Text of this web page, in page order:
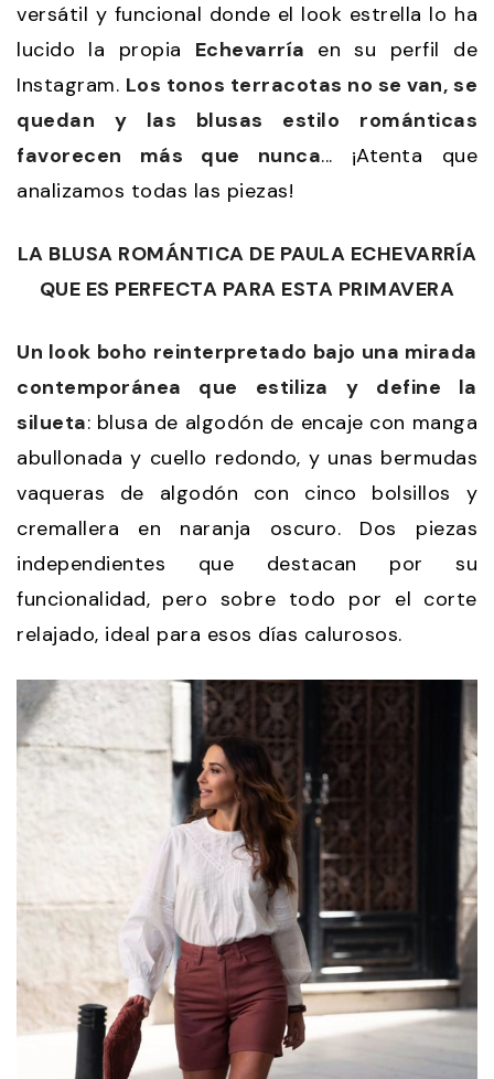
versátil y funcional donde el look estrella lo ha
lucido la propia Echevarría en su perfil de
Instagram. Los tonos terracotas no se van, se
quedan y las blusas estilo románticas
favorecen más que nunca... ¡Atenta que
analizamos todas las piezas!
LA BLUSA ROMÁNTICA DE PAULA ECHEVARRÍA
QUE ES PERFECTA PARA ESTA PRIMAVERA
Un look boho reinterpretado bajo una mirada
contemporánea que estiliza y define la
silueta: blusa de algodón de encaje con manga
abullonada y cuello redondo, y unas bermudas
vaqueras de algodón con cinco bolsillos y
cremallera en naranja oscuro. Dos piezas
independientes que destacan por su
funcionalidad, pero sobre todo por el corte
relajado, ideal para esos días calurosos.